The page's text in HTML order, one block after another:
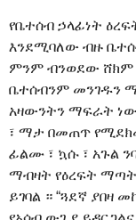
የቤተሰብ ኃላፊነት
እንደሚባለው ብዙ
ምንም ብንወደው ሸክም
ቤተሰብንም መንገዱን
አዛውንትን ማፍራት ነው
፣ ማታ በመጠጥ
ፊልሙ ፣ ኳሱ ፣ አጉል
ማብዛት የዕረፍት
ይገባል ። “ጓደኛ ያበዛ